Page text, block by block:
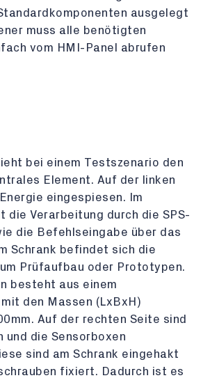
ausgelegt
muss alle benötigten
vom HMI-Panel abrufen
bei einem Testszenario den
Element. Auf der linken
eingespiesen. Im
die Verarbeitung durch die SPS-
die Befehlseingabe über das
Schrank befindet sich die
Prüfaufbau oder Prototypen.
besteht aus einem
den Massen (LxBxH)
Auf der rechten Seite sind
und die Sensorboxen
sind am Schrank eingehakt
fixiert. Dadurch ist es